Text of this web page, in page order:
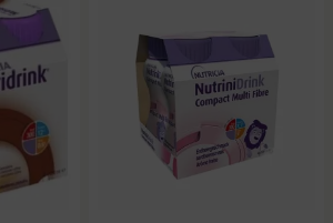
Diason
– nutrične kompletná
pri pacientoch s podozrením na
nejasného pôvodu.